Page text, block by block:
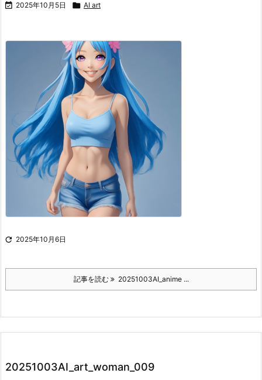
 2025年10月5日  AI art
 2025年10月6日
記事を読む 20251003AI_anime ...
20251003AI_art_woman_009